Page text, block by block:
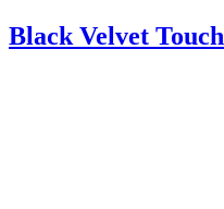
Black Velvet Touch